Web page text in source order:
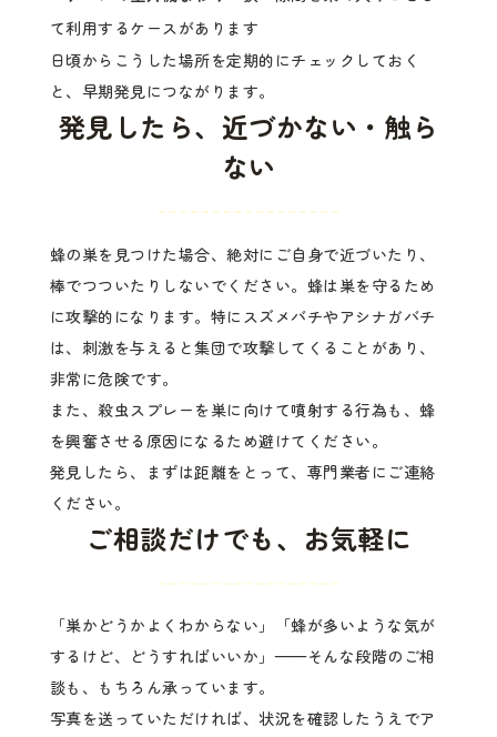
て利用するケースがあります
日頃からこうした場所を定期的にチェックしておく
と、早期発見につながります。
発見したら、近づかない・触ら
ない
蜂の巣を見つけた場合、絶対にご自身で近づいたり、
棒でつついたりしないでください。蜂は巣を守るため
に攻撃的になります。特にスズメバチやアシナガバチ
は、刺激を与えると集団で攻撃してくることがあり、
非常に危険です。
また、殺虫スプレーを巣に向けて噴射する行為も、蜂
を興奮させる原因になるため避けてください。
発見したら、まずは距離をとって、専門業者にご連絡
ください。
ご相談だけでも、お気軽に
「巣かどうかよくわからない」「蜂が多いような気が
するけど、どうすればいいか」——そんな段階のご相
談も、もちろん承っています。
写真を送っていただければ、状況を確認したうえでア